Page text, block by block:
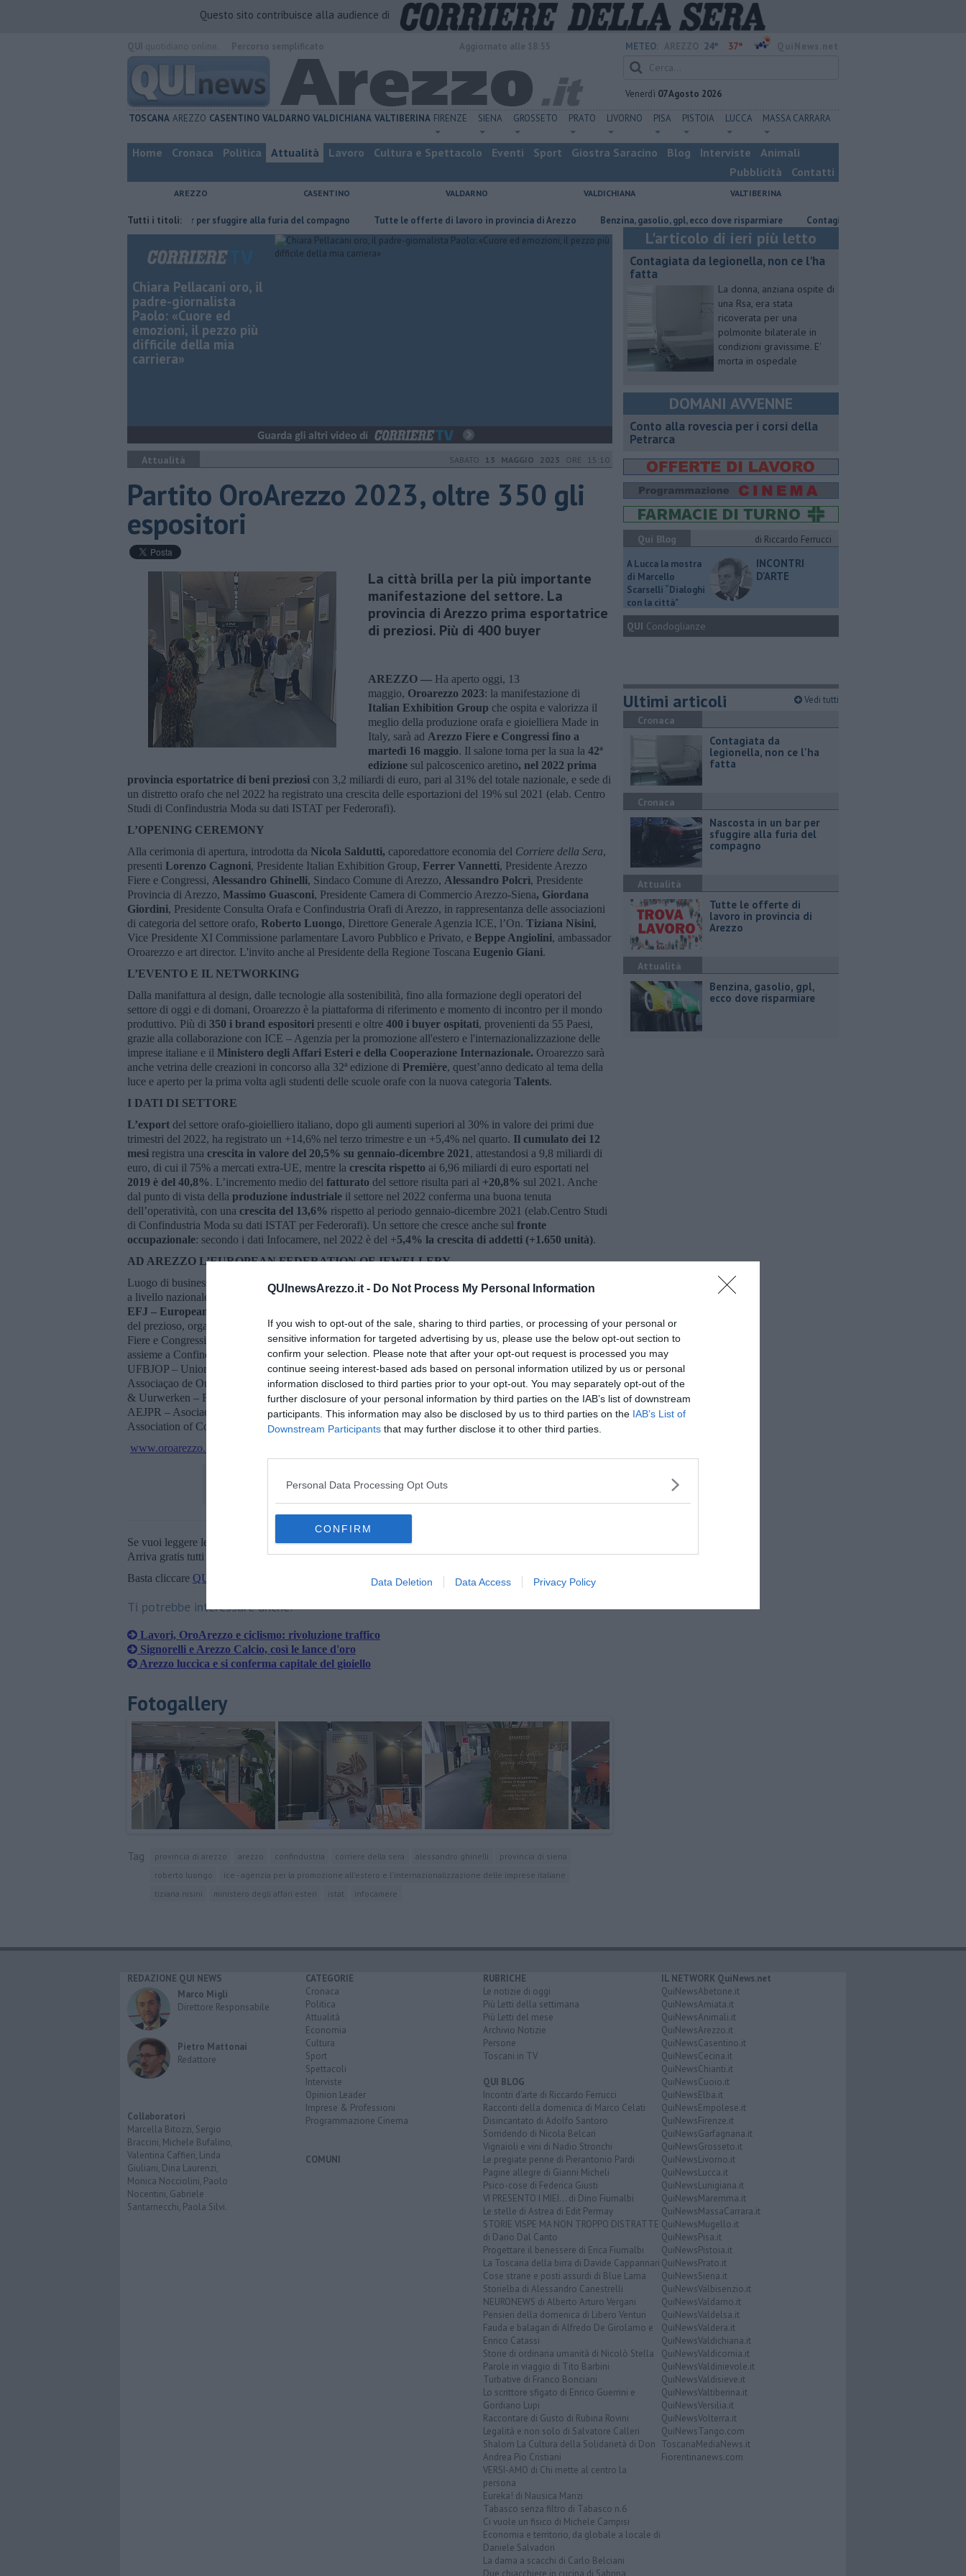
QUInewsArezzo.it - Do Not Process My Personal Information
If you wish to opt-out of the sale, sharing to third parties, or processing of your personal or
sensitive information for targeted advertising by us, please use the below opt-out section to
confirm your selection. Please note that after your opt-out request is processed you may
continue seeing interest-based ads based on personal information utilized by us or personal
information disclosed to third parties prior to your opt-out. You may separately opt-out of the
further disclosure of your personal information by third parties on the IAB’s list of downstream
participants. This information may also be disclosed by us to third parties on the IAB’s List of
Downstream Participants that may further disclose it to other third parties.
Personal Data Processing Opt Outs
CONFIRM
Data Deletion Data Access Privacy Policy
Questo sito contribuisce alla audience di
METEO: 24° 37°
Venerdì 07 Agosto 2026
TOSCANA AREZZO CASENTINO VALDARNO VALDICHIANA VALTIBERINA FIRENZE SIENA GROSSETO PRATO LIVORNO PISA PISTOIA LUCCA MASSA CARRARA
Home Cronaca Politica Attualità Lavoro Cultura e Spettacolo Eventi Sport Giostra Saracino Blog Interviste
Animali
Pubblicità
Contatti
AREZZO CASENTINO VALDARNO VALDICHIANA VALTIBERINA
Tutti i titoli:
Nascosta in un bar per sfuggire alla furia del compagno ​Tutte le offerte di lavoro in provincia di Arezzo ​Benzina, gasolio, gpl, ecco dove risparmiare Contagiata da legionella, non ce l'ha fatta
Chiara Pellacani oro, il
padre-giornalista
Paolo: «Cuore ed
emozioni, il pezzo più
difficile della mia
carriera»
Attualità SABATO 13 MAGGIO 2023 ORE 15:10
Partito OroArezzo 2023, oltre 350 gli
espositori
La città brilla per la più importante
manifestazione del settore. La
provincia di Arezzo prima esportatrice
di preziosi. Più di 400 buyer
AREZZO — Ha aperto oggi, 13
maggio, Oroarezzo 2023: la manifestazione di
Italian Exhibition Group che ospita e valorizza il
meglio della produzione orafa e gioielliera Made in
Italy, sarà ad Arezzo Fiere e Congressi fino a
martedì 16 maggio. Il salone torna per la sua la 42ª
edizione sul palcoscenico aretino, nel 2022 prima
provincia esportatrice di beni preziosi con 3,2 miliardi di euro, pari al 31% del totale nazionale, e sede di
un distretto orafo che nel 2022 ha registrato una crescita delle esportazioni del 19% sul 2021 (elab. Centro
Studi di Confindustria Moda su dati ISTAT per Federorafi).
L’OPENING CEREMONY
Alla cerimonia di apertura, introdotta da Nicola Saldutti, caporedattore economia del Corriere della Sera,
presenti Lorenzo Cagnoni, Presidente Italian Exhibition Group, Ferrer Vannetti, Presidente Arezzo
Fiere e Congressi, Alessandro Ghinelli, Sindaco Comune di Arezzo, Alessandro Polcrì, Presidente
Provincia di Arezzo, Massimo Guasconi, Presidente Camera di Commercio Arezzo-Siena, Giordana
Giordini, Presidente Consulta Orafa e Confindustria Orafi di Arezzo, in rappresentanza delle associazioni
di categoria del settore orafo, Roberto Luongo, Direttore Generale Agenzia ICE, l’On. Tiziana Nisini,
Vice Presidente XI Commissione parlamentare Lavoro Pubblico e Privato, e Beppe Angiolini, ambassador
Oroarezzo e art director. L'invito anche al Presidente della Regione Toscana Eugenio Giani.
L’EVENTO E IL NETWORKING
Dalla manifattura al design, dalle tecnologie alla sostenibilità, fino alla formazione degli operatori del
settore di oggi e di domani, Oroarezzo è la piattaforma di riferimento e momento di incontro per il mondo
produttivo. Più di 350 i brand espositori presenti e oltre 400 i buyer ospitati, provenienti da 55 Paesi,
grazie alla collaborazione con ICE – Agenzia per la promozione all'estero e l'internazionalizzazione delle
imprese italiane e il Ministero degli Affari Esteri e della Cooperazione Internazionale. Oroarezzo sarà
anche vetrina delle creazioni in concorso alla 32ª edizione di Première, quest’anno dedicato al tema della
luce e aperto per la prima volta agli studenti delle scuole orafe con la nuova categoria Talents.
I DATI DI SETTORE
L’export del settore orafo-gioielliero italiano, dopo gli aumenti superiori al 30% in valore dei primi due
trimestri del 2022, ha registrato un +14,6% nel terzo trimestre e un +5,4% nel quarto. Il cumulato dei 12
mesi registra una crescita in valore del 20,5% su gennaio-dicembre 2021 , attestandosi a 9,8 miliardi di
euro, di cui il 75% a mercati extra-UE, mentre la crescita rispetto ai 6,96 miliardi di euro esportati nel
2019 è del 40,8%. L’incremento medio del fatturato del settore risulta pari al +20,8% sul 2021. Anche
dal punto di vista della produzione industriale il settore nel 2022 conferma una buona tenuta
dell’operatività, con una crescita del 13,6% rispetto al periodo gennaio-dicembre 2021 (elab.Centro Studi
di Confindustria Moda su dati ISTAT per Federorafi). Un settore che cresce anche sul fronte
occupazionale: secondo i dati Infocamere, nel 2022 è del +5,4% la crescita di addetti (+1.650 unità).
AD AREZZO L’EUROPEAN FEDERATION OF JEWELLERY
Luogo di business e piattaforma tecnica del mondo produttivo, Oroarezzo riunisce le voci chiave del settore
a livello nazionale e internazionale. Preludio all’avvio della manifestazione è stato il tavolo di lavoro di
EFJ – European Federation of Jewellery
del prezioso, organizzata da
Confindustria Federorafie tenutasi oggi, venerdì 12 maggio, ad Arezzo
Fiere e Congressi. L’incontro ha visto la partecipazione di rappresentanti di diverse associazioni europee:
assieme a Confindustria Federorafi - Federazione Nazionale Orafi Argentieri Gioiellieri Fabbricanti anche
UFBJOP – Union Française de la Bijouterie, Joaillerie, Orfèvrerie, des Pierres et des Perles, AORP –
Associaçao de Ourivesaria e Relojoaria de Portugal, ARS NOBILIS – Belgische Federatie voor Juwelen
& Uurwerken – Fédération belge du Bijou et de la Montre, AWDC – Antwerp World Diamond Centre,
AEJPR – Asociación Española de Joyeros, Plateros y Relojeros, Assamblage – Romanian National
Association of Contemporary Jewellery Authors and Designers.
www.oroarezzo.it
Se vuoi leggere le notizie principali della Toscana iscriviti allaNewsletter QUInews - ToscanaMedia.
Arriva gratis tutti i giorni alle 20:00 direttamente nella tua casella di posta.
Basta cliccare QUI
Ti potrebbe interessare anche:
Lavori, OroArezzo e ciclismo: rivoluzione traffico
Signorelli e Arezzo Calcio, così le lance d'oro
Arezzo luccica e si conferma capitale del gioiello
Fotogallery
Tag provincia di arezzo arezzo confindustria corriere della sera alessandro ghinelli
provincia di siena
roberto luongo
ice - agenzia per la promozione all'estero e l'internazionalizzazione delle imprese italiane
tiziana nisini
ministero degli affari esteri istat infocamere
L'articolo di ieri più letto
Contagiata da legionella, non ce l'ha
fatta
La donna, anziana ospite di
una Rsa, era stata
ricoverata per una
polmonite bilaterale in
condizioni gravissime. E'
morta in ospedale
DOMANI AVVENNE
​Conto alla rovescia per i corsi della
Petrarca
Qui Blog
di Riccardo Ferrucci
A Lucca la mostra
di Marcello
Scarselli “Dialoghi
con la città"
INCONTRI
D'ARTE
QUI Condoglianze
Ultimi articoli Vedi tutti
Cronaca
Contagiata da
legionella, non ce l'ha
fatta
Cronaca
Nascosta in un bar per
sfuggire alla furia del
compagno
Attualità
​Tutte le offerte di
lavoro in provincia di
Arezzo
Attualità
​Benzina, gasolio, gpl,
ecco dove risparmiare
REDAZIONE QUI NEWS
Marco Migli
Direttore Responsabile
Pietro Mattonai
Redattore
Collaboratori
Marcella Bitozzi, Sergio
Braccini, Michele Bufalino,
Valentina Caffieri, Linda
Giuliani, Dina Laurenzi,
Monica Nocciolini, Paolo
Nocentini, Gabriele
Santarnecchi, Paola Silvi.
CATEGORIE
Cronaca
Politica
Attualità
Economia
Cultura
Sport
Spettacoli
Interviste
Opinion Leader
Imprese & Professioni
Programmazione Cinema
COMUNI
RUBRICHE
Le notizie di oggi
Più Letti della settimana
Più Letti del mese
Archivio Notizie
Persone
Toscani in TV
QUI BLOG
Incontri d'arte di Riccardo Ferrucci
Racconti della domenica di Marco Celati
Disincantato di Adolfo Santoro
Sorridendo di Nicola Belcari
Vignaioli e vini di Nadio Stronchi
Le pregiate penne di Pierantonio Pardi
Pagine allegre di Gianni Micheli
Psico-cose di Federica Giusti
VI PRESENTO I MIEI... di Dino Fiumalbi
Le stelle di Astrea di Edit Permay
STORIE VISPE MA NON TROPPO DISTRATTE
di Dario Dal Canto
Progettare il benessere di Erica Fiumalbi
La Toscana della birra di Davide Cappannari
Cose strane e posti assurdi di Blue Lama
Storielba di Alessandro Canestrelli
NEURONEWS di Alberto Arturo Vergani
Pensieri della domenica di Libero Venturi
Fauda e balagan di Alfredo De Girolamo e
Enrico Catassi
Storie di ordinaria umanità di Nicolò Stella
Parole in viaggio di Tito Barbini
Turbative di Franco Bonciani
Lo scrittore sfigato di Enrico Guerrini e
Gordiano Lupi
Raccontare di Gusto di Rubina Rovini
Legalità e non solo di Salvatore Calleri
Shalom La Cultura della Solidarietà di Don
Andrea Pio Cristiani
VERSI-AMO di Chi mette al centro la
persona
Eureka! di Nausica Manzi
Tabasco senza filtro di Tabasco n.6
Ci vuole un fisico di Michele Campisi
Economia e territorio, da globale a locale di
Daniele Salvadori
La dama a scacchi di Carlo Belciani
Due chiacchiere in cucina di Sabrina
IL NETWORK QuiNews.net
QuiNewsAbetone.it
QuiNewsAmiata.it
QuiNewsAnimali.it
QuiNewsArezzo.it
QuiNewsCasentino.it
QuiNewsCecina.it
QuiNewsChianti.it
QuiNewsCuoio.it
QuiNewsElba.it
QuiNewsEmpolese.it
QuiNewsFirenze.it
QuiNewsGarfagnana.it
QuiNewsGrosseto.it
QuiNewsLivorno.it
QuiNewsLucca.it
QuiNewsLunigiana.it
QuiNewsMaremma.it
QuiNewsMassaCarrara.it
QuiNewsMugello.it
QuiNewsPisa.it
QuiNewsPistoia.it
QuiNewsPrato.it
QuiNewsSiena.it
QuiNewsValbisenzio.it
QuiNewsValdarno.it
QuiNewsValdelsa.it
QuiNewsValdera.it
QuiNewsValdichiana.it
QuiNewsValdicornia.it
QuiNewsValdinievole.it
QuiNewsValdisieve.it
QuiNewsValtiberina.it
QuiNewsVersilia.it
QuiNewsVolterra.it
QuiNewsTango.com
ToscanaMediaNews.it
Fiorentinanews.com